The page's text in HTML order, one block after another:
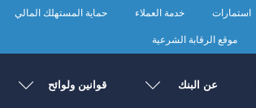
استمارات خدمة العملاء حماية المستهلك المالي
موقع الرقابة الشرعية
عن البنك قوانين ولوائح